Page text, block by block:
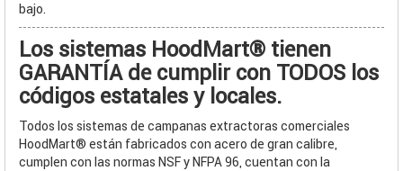
bajo.
Los sistemas HoodMart® tienen
GARANTÍA de cumplir con TODOS los
códigos estatales y locales.
Todos los sistemas de campanas extractoras comerciales
HoodMart® están fabricados con acero de gran calibre,
cumplen con las normas NSF y NFPA 96, cuentan con la